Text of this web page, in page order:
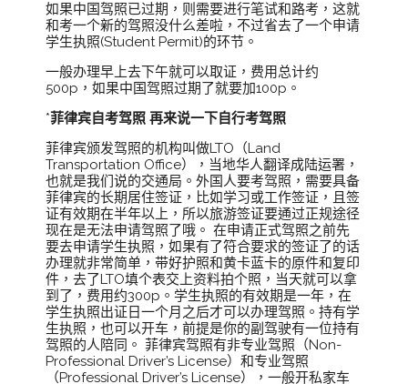
如果中国驾照已过期，则需要进行笔试和路考，这就
和考一个新的驾照没什么差啦，不过省去了一个申请
学生执照(Student Permit)的环节。
一般办理早上去下午就可以取证，费用总计约
500p，如果中国驾照过期了就要加100p。
*菲律宾自考驾照 再来说一下自行考驾照
菲律宾颁发驾照的机构叫做LTO（Land
Transportation Office），当地华人翻译成陆运署，
也就是我们说的交通局。外国人要考驾照，需要具备
菲律宾的长期居住签证，比如学习或工作签证，且签
证有效期在半年以上，所以旅游签证要通过正规途径
现在是无法申请驾照了哦。 在申请正式驾照之前先
要去申请学生执照，如果有了符合要求的签证了的话
办理就非常简单，带好护照和黄卡蓝卡的原件和复印
件，去了LTO填个表交上资料拍个照，当天就可以拿
到了，费用约300p。学生执照的有效期是一年，在
学生执照出证日一个月之后才可以办理驾照。持有学
生执照，也可以开车，前提是你的副驾驶有一位持有
驾照的人陪同。 菲律宾驾照有非专业驾照（Non-
Professional Driver’s License）和专业驾照
（Professional Driver’s License），一般开私家车